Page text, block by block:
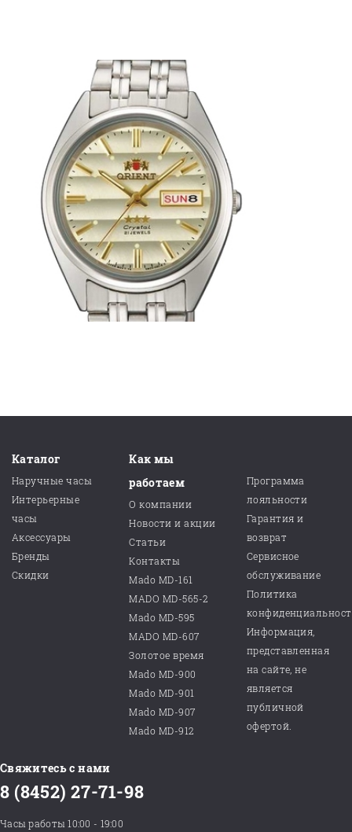
Каталог
Наручные часы
Интерьерные
часы
Аксессуары
Бренды
Скидки
Как мы
работаем
О компании
Новости и акции
Статьи
Контакты
Mado MD-161
MADO MD-565-2
Mado MD-595
MADO MD-607
Золотое время
Mado MD-900
Mado MD-901
Mado MD-907
Mado MD-912
Программа
лояльности
Гарантия и
возврат
Сервисное
обслуживание
Политика
Информация,
представленная
на сайте, не
является
публичной
офертой.
Свяжитесь с нами
8 (8452) 27-71-98
Часы работы 10:00 - 19:00